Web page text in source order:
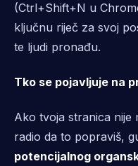
(Ctrl+Shift+N u
ključnu riječ za svoj
te ljudi pronađu.
Tko se pojavljuje na
Ako tvoja stranica nije
radio da to popraviš,
potencijalnog